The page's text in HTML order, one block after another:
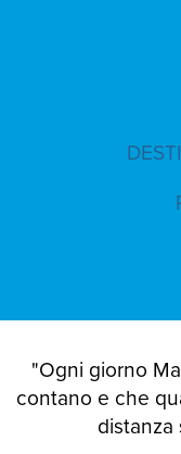
"Ogni giorno
contano e che
distanza